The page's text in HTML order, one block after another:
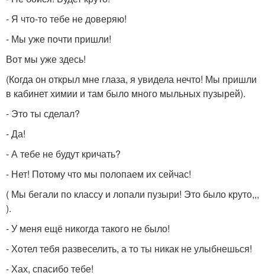
- Я что-то тебе не доверяю!
- Мы уже почти пришли!
Вот мы уже здесь!
(Когда он открыл мне глаза, я увидела нечто! Мы пришли
в кабинет химии и там было много мыльных пузырей).
- Это ты сделал?
- Да!
- А тебе не будут кричать?
- Нет! Потому что мы полопаем их сейчас!
( Мы бегали по классу и лопали пузыри! Это было круто,,,
).
- У меня ещё никогда такого не было!
- Хотел тебя развеселить, а то ты никак не улыбнешься!
- Хах, спасибо тебе!